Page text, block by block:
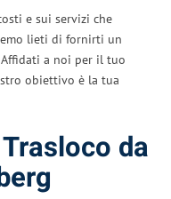
e sui servizi che
lieti di fornirti un
a noi per il tuo
obiettivo è la tua
da